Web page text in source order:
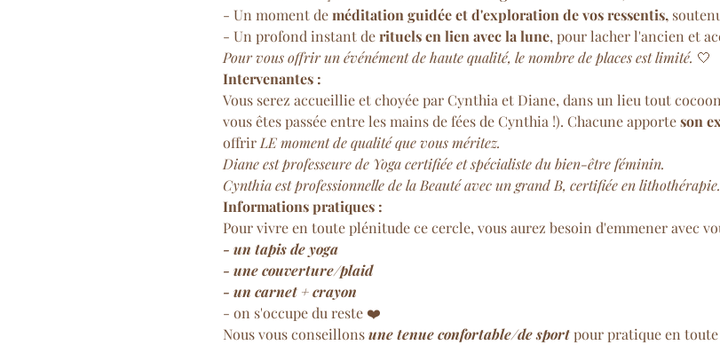
- Un moment de méditation guidée et d'exploration de vos ressentis,
- Un profond instant de rituels en lien avec la lune, pour lacher l'ancien et
Pour vous offrir un événément de haute qualité, le nombre de places est limité. 🤍
Intervenantes :
Vous serez accueillie et choyée par Cynthia et Diane, dans un lieu tout
vous êtes passée entre les mains de fées de Cynthia !). Chacune apporte son
offrir LE moment de qualité que vous méritez.
Diane est professeure de Yoga certifiée et spécialiste du bien-être féminin.
Cynthia est professionnelle de la Beauté avec un grand B, certifiée en lithothérapie.
Informations pratiques :
Pour vivre en toute plénitude ce cercle, vous aurez besoin d'emmener avec
- un tapis de yoga
- une couverture/plaid
- un carnet + crayon
- on s'occupe du reste ❤️
Nous vous conseillons une tenue confortable/de sport pour pratique en toute